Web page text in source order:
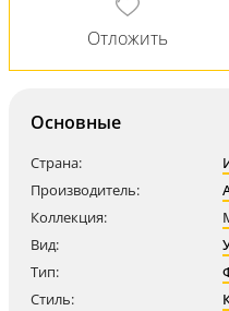
Основные
Страна:
Производитель:
Коллекция:
Вид:
Тип:
Стиль: